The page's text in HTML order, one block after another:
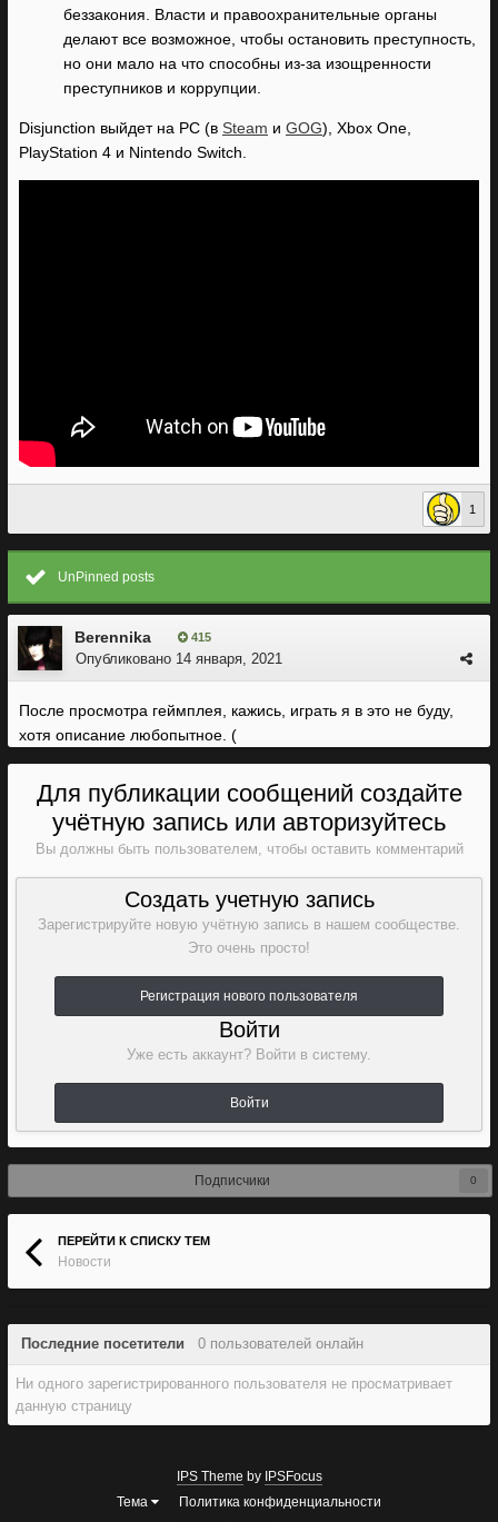
беззакония. Власти и правоохранительные органы
делают все возможное, чтобы остановить преступность,
но они мало на что способны из-за изощренности
преступников и коррупции.
Disjunction выйдет на PC (в Steam и GOG), Xbox One,
PlayStation 4 и Nintendo Switch.
1
UnPinned posts
Berennika 415
Опубликовано 14 января, 2021
После просмотра геймплея, кажись, играть я в это не буду,
хотя описание любопытное. (
Для публикации сообщений создайте
учётную запись или авторизуйтесь
Вы должны быть пользователем, чтобы оставить комментарий
Создать учетную запись
Зарегистрируйте новую учётную запись в нашем сообществе.
Это очень просто!
Регистрация нового пользователя
Войти
Уже есть аккаунт? Войти в систему.
Войти
Подписчики 0
ПЕРЕЙТИ К СПИСКУ ТЕМ
Новости
Последние посетители 0 пользователей онлайн
Ни одного зарегистрированного пользователя не просматривает
данную страницу
IPS Theme by IPSFocus
Тема
Политика конфиденциальности